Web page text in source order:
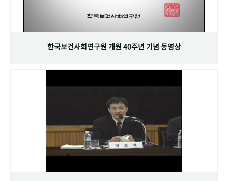
한국보건사회연구원 개원 40주년 기념 동영상